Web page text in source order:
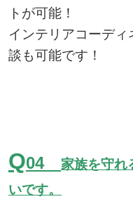
トが可能！
インテリアコーデ
談も可能です！
Q04
家族を守れ
いです。